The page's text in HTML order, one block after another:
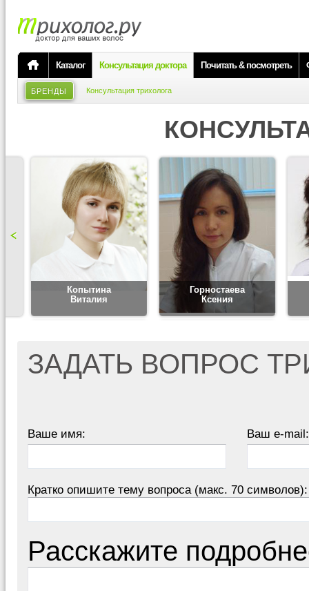
Каталог Консультация доктора Почитать & посмотреть
БРЕНДЫ Консультация трихолога
Копытина
Виталия
Горностаева
Ксения
ЗАДАТЬ ВОПРОС
Ваше имя: Ваш e-mail:
Кратко опишите тему вопроса (макс. 70 символов):
Расскажите